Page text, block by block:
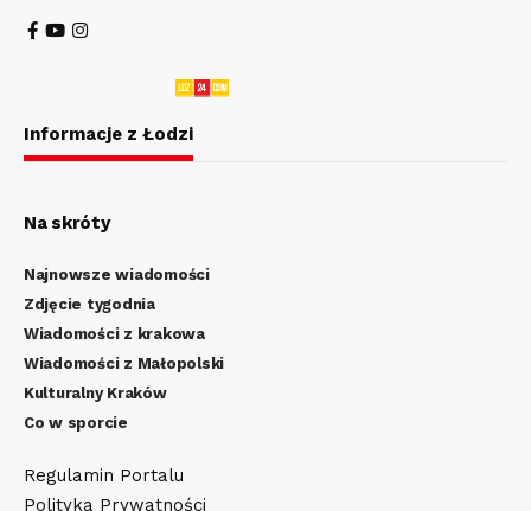
Informacje z Łodzi
Na skróty
Najnowsze wiadomości
Zdjęcie tygodnia
Wiadomości z krakowa
Wiadomości z Małopolski
Kulturalny Kraków
Co w sporcie
Regulamin Portalu
Polityka Prywatności